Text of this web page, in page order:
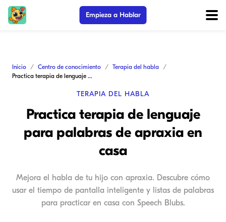
Empieza a Hablar
Inicio Centro de conocimiento
Terapia del habla
Practica terapia de lenguaje para palabras de apraxia en casa
TERAPIA DEL HABLA
Practica terapia de lenguaje
para palabras de apraxia en
casa
Mejora el habla de tu hijo con apraxia. Descubre cómo
usar el tiempo de pantalla inteligente y listas de palabras
para practicar en casa con Speech Blubs.